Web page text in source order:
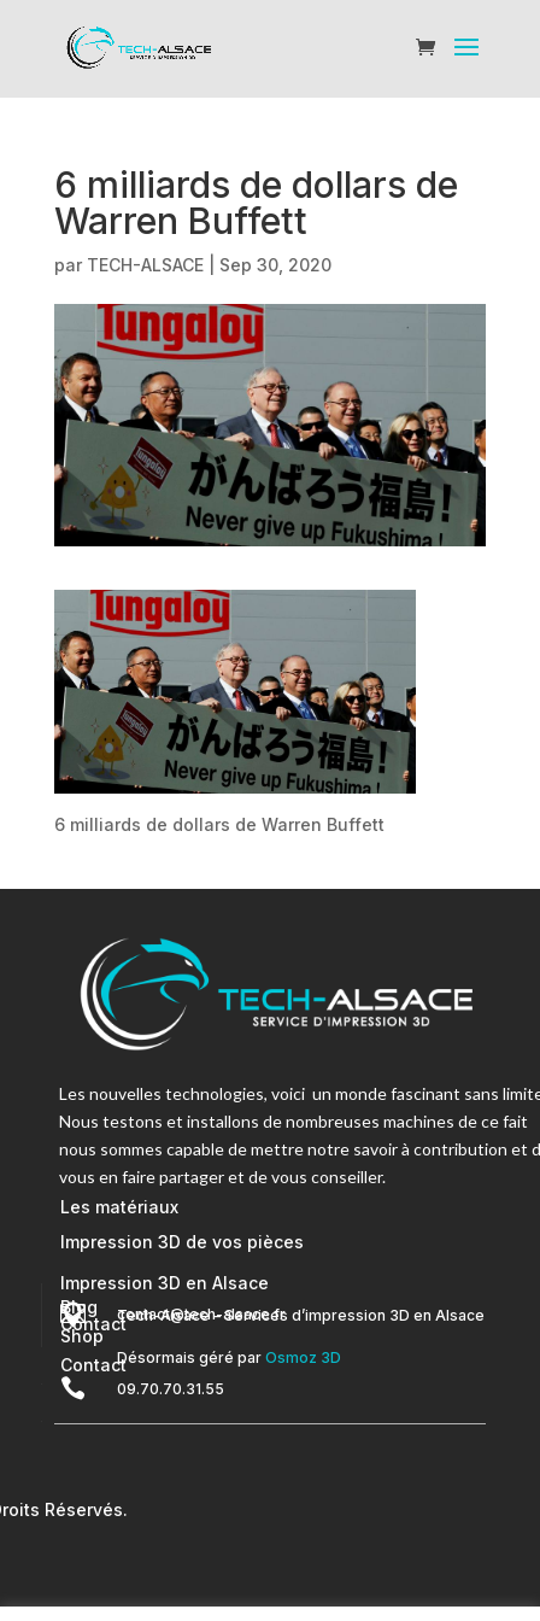
6 milliards de dollars de
Warren Buffett
par TECH-ALSACE| Sep 30, 2020
6 milliards de dollars de Warren Buffett
Les nouvelles technologies, voici un monde fascinant sans
Nous testons et installons de nombreuses machines de ce fait
nous sommes capable de mettre notre savoir à contribution et
vous en faire partager et de vous conseiller.
Les matériaux
Impression 3D de vos pièces
Impression 3D en Alsace
Contact
Blog
Shop
Contact
 contact@tech-alsace.fr
 Tech-Alsace – Services d’impression 3D en Alsace
Désormais géré par Osmoz 3D
 09.70.70.31.55
Réservés.